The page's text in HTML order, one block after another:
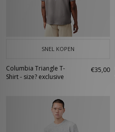
SNEL KOPEN
Columbia Triangle T-
Shirt - size? exclusive
€35,00